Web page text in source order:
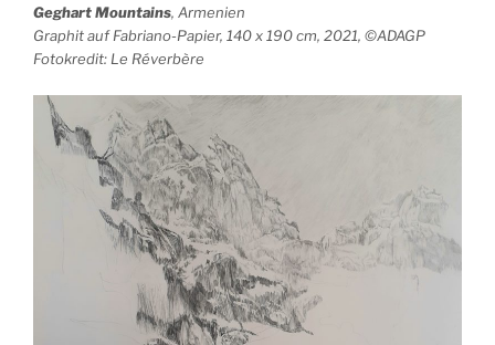
Geghart Mountains, Armenien
Graphit auf Fabriano-Papier, 140 x 190 cm, 2021, ©ADAGP
Fotokredit: Le Réverbère